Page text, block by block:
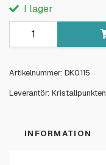
I lager
Artikelnummer: DK0115
Leverantör: Kristallpunkten
INFORMATION